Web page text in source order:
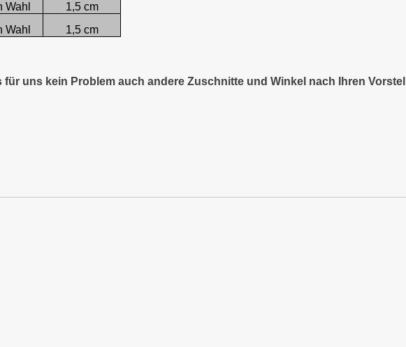
Wahl
1,5 cm
Wahl 1,5 cm
uns kein Problem auch andere Zuschnitte und Winkel nach Ihren